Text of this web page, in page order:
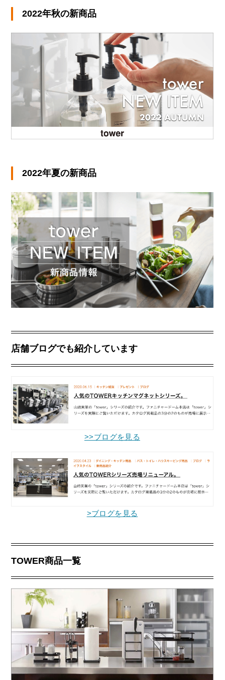
2022年秋の新商品
2022年夏の新商品
店舗ブログでも紹介しています
>>ブログを見る
>ブログを見る
TOWER商品一覧